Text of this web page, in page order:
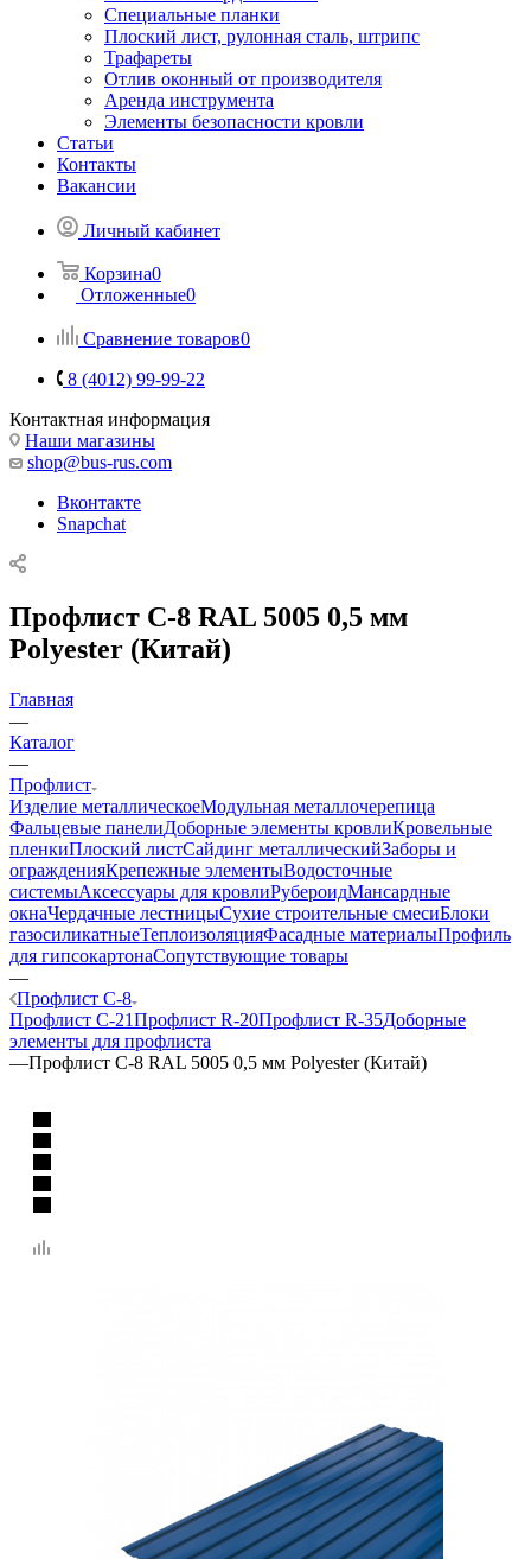
Специальные планки
Плоский лист, рулонная сталь, штрипс
Трафареты
Отлив оконный от производителя
Аренда инструмента
Элементы безопасности кровли
Статьи
Контакты
Вакансии
Личный кабинет
Корзина0
Отложенные0
Сравнение товаров0
8 (4012) 99-99-22
Контактная информация
Наши магазины
shop@bus-rus.com
Вконтакте
Snapchat
Профлист C-8 RAL 5005 0,5 мм
Polyester (Китай)
Главная
—
Каталог
—
Профлист
Изделие металлическоеМодульная металлочерепица
Фальцевые панелиДоборные элементы кровлиКровельные
пленкиПлоский листСайдинг металлическийЗаборы и
огражденияКрепежные элементыВодосточные
системыАксессуары для кровлиРубероидМансардные
окнаЧердачные лестницыСухие строительные смесиБлоки
газосиликатныеТеплоизоляцияФасадные материалыПрофиль
для гипсокартонаСопутствующие товары
—
Профлист C-8
Профлист C-21Профлист R-20Профлист R-35Доборные
элементы для профлиста
—Профлист C-8 RAL 5005 0,5 мм Polyester (Китай)